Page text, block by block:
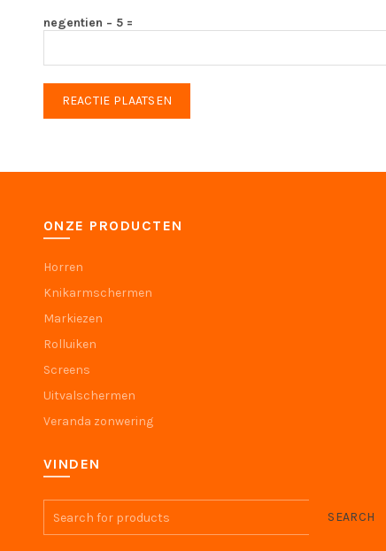
negentien − 5 =
ONZE PRODUCTEN
Horren
Knikarmschermen
Markiezen
Rolluiken
Screens
Uitvalschermen
Veranda zonwering
VINDEN
SEARCH